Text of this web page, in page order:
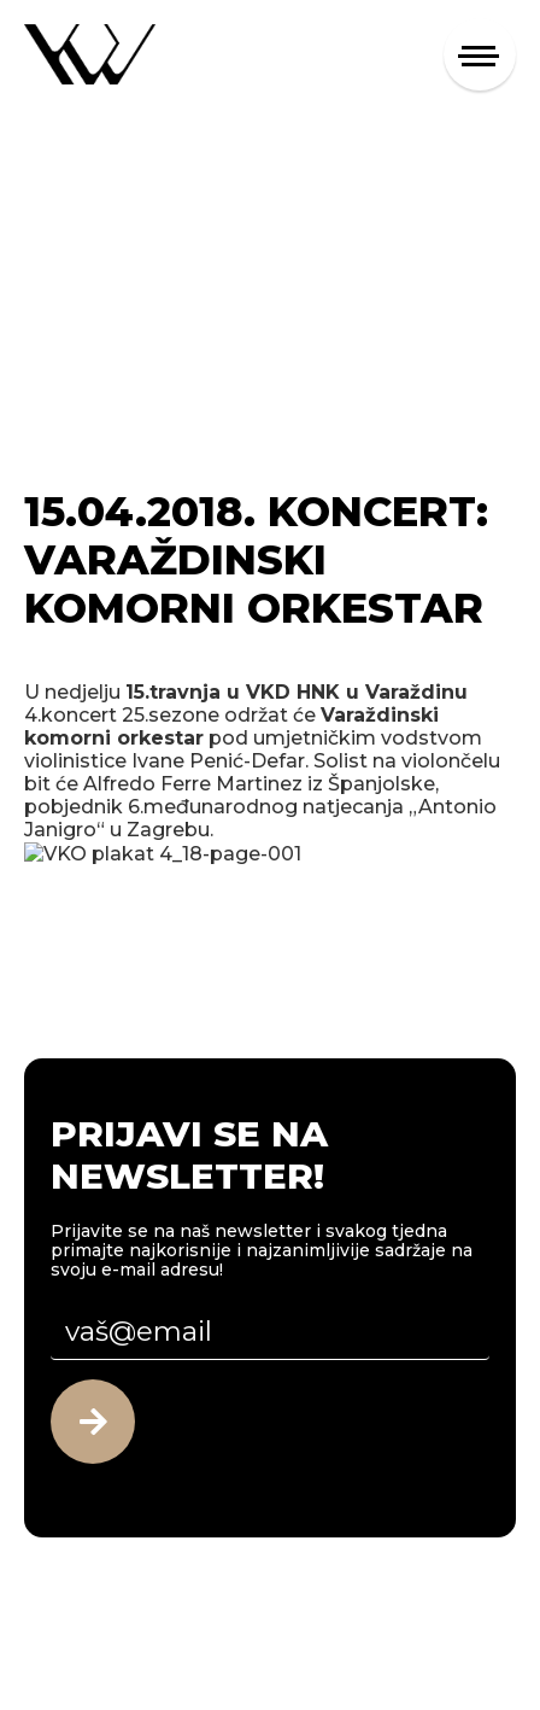
15.04.2018. KONCERT:
VARAŽDINSKI
KOMORNI ORKESTAR
U nedjelju 15.travnja u VKD HNK u Varaždinu
4.koncert 25.sezone održat će Varaždinski
komorni orkestar pod umjetničkim vodstvom
violinistice Ivane Penić-Defar. Solist na violončelu
bit će Alfredo Ferre Martinez iz Španjolske,
pobjednik 6.međunarodnog natjecanja „Antonio
Janigro“ u Zagrebu.
PRIJAVI SE NA
NEWSLETTER!
Prijavite se na naš newsletter i svakog tjedna
primajte najkorisnije i najzanimljivije sadržaje na
svoju e-mail adresu!